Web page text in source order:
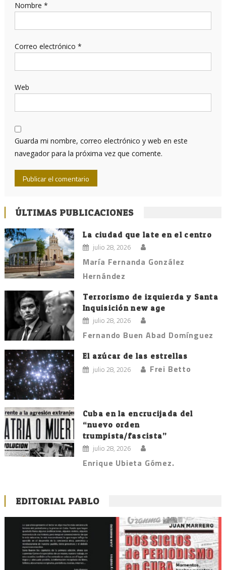
Nombre *
Correo electrónico *
Web
Guarda mi nombre, correo electrónico y web en este
navegador para la próxima vez que comente.
ÚLTIMAS PUBLICACIONES
La ciudad que late en el centro
julio 28, 2026
María Fernanda González
Hernández
Terrorismo de izquierda y Santa
Inquisición new age
julio 28, 2026
Fernando Buen Abad Domínguez
El azúcar de las estrellas
julio 28, 2026 Frei Betto
Cuba en la encrucijada del
“nuevo orden
trumpista/fascista”
julio 28, 2026
Enrique Ubieta Gómez.
EDITORIAL PABLO